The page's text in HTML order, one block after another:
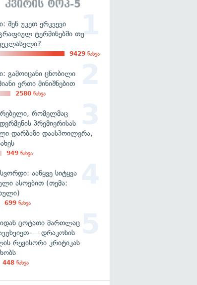
კვირის ტოპ-5
შენ უკეთ ერკვევი
ტერმინებში თუ
9429 ნახვა
გამოიცანი ცნობილი
ერთი მინიშნებით
2580 ნახვა
რომელმაც
პრემიერისას
დარბაზი დაასპოილერა,
949 ნახვა
ააწყვე სიტყვა
ასოებით (თემა:
699 ნახვა
ცოტათი მართლაც
— დრაკონის
რეჟისორი კრიტიკას
448 ნახვა